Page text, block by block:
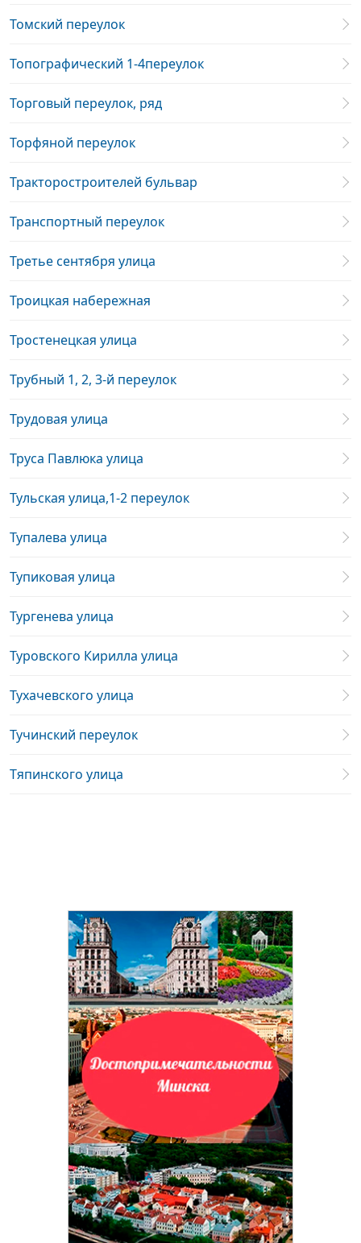
Томский переулок
Топографический 1-4переулок
Торговый переулок, ряд
Торфяной переулок
Тракторостроителей бульвар
Транспортный переулок
Третье сентября улица
Троицкая набережная
Тростенецкая улица
Трубный 1, 2, 3-й переулок
Трудовая улица
Труса Павлюка улица
Тульская улица,1-2 переулок
Тупалева улица
Тупиковая улица
Тургенева улица
Туровского Кирилла улица
Тухачевского улица
Тучинский переулок
Тяпинского улица